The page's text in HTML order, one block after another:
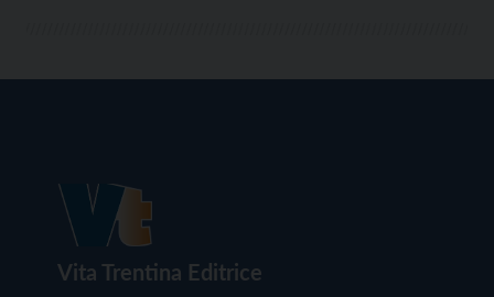
Vita Trentina Editrice